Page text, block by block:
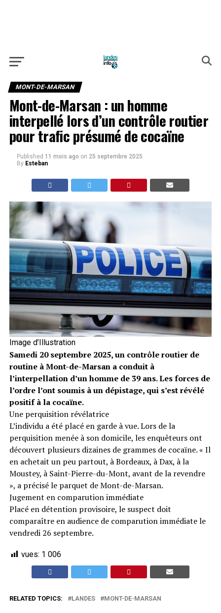
MONT-DE-MARSAN
Mont-de-Marsan : un homme
interpellé lors d’un contrôle routier
pour trafic présumé de cocaïne
Published 11 mois ago on 25 septembre 2025
By Esteban
Image d’Illustration
Samedi 20 septembre 2025, un contrôle routier de
routine à Mont-de-Marsan a conduit à
l’interpellation d’un homme de 39 ans. Les forces de
l’ordre l’ont soumis à un dépistage, qui s’est révélé
positif à la cocaïne.
Une perquisition révélatrice
L’individu a été placé en garde à vue. Lors de la
perquisition menée à son domicile, les enquêteurs ont
découvert plusieurs dizaines de grammes de cocaïne. « Il
en achetait un peu partout, à Bordeaux, à Dax, à la
Moustey, à Saint-Pierre-du-Mont, avant de la revendre
», a précisé le parquet de Mont-de-Marsan.
Jugement en comparution immédiate
Placé en détention provisoire, le suspect doit
comparaître en audience de comparution immédiate le
vendredi 26 septembre.
vues: 1 006
RELATED TOPICS: LANDES MONT-DE-MARSAN